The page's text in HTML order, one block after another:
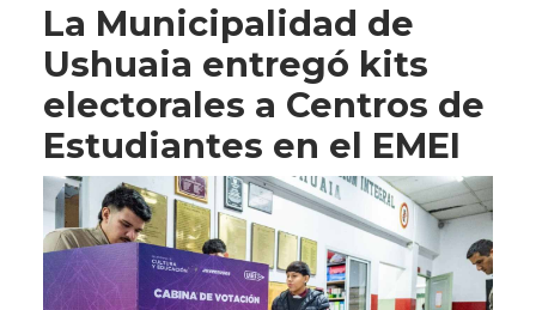
La Municipalidad de
Ushuaia entregó kits
electorales a Centros de
Estudiantes en el EMEI